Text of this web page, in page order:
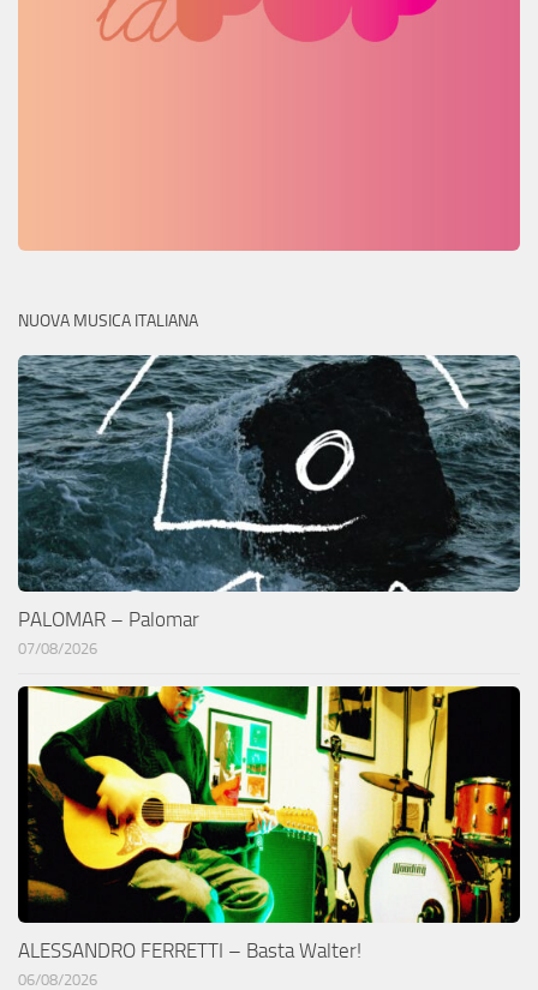
NUOVA MUSICA ITALIANA
PALOMAR – Palomar
07/08/2026
ALESSANDRO FERRETTI – Basta Walter!
06/08/2026